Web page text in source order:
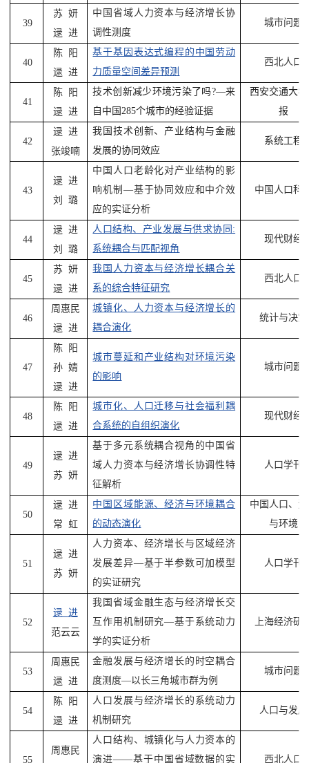
39
苏 妍
逯 进
中国省域人力资本与经济增长协
调性测度
城市问题
40
陈
阳
逯 进
基于基因表达式编程的中国劳动
力质量空间差异预测
西北人口
41
陈
阳
逯 进
技术创新减少环境污染了吗?—来
自中国285个城市的经验证据
西安交通大
报
42
逯 进
张竣喃
我国技术创新、产业结构与金融
发展的协同效应
系统工程
43
逯 进
刘
璐
中国人口老龄化对产业结构的影
响机制 —基于协同效应和中介效
应的实证分析
中国人口科
44
逯 进
刘
璐
人口结构、产业发展与供求协同 :
系统耦合与匹配视角
现代财经
45
苏 妍
逯 进
我国人力资本与经济增长耦合关
系的综合特征研究
西北人口
46
周惠民
逯 进
城镇化、人力资本与经济增长的
耦合演化
统计与决策
47
陈
阳
孙 婧
逯 进
城市蔓延和产业结构对环境污染
的影响
城市问题
48
陈
阳
逯 进
城市化、人口迁移与社会福利耦
合系统的自组织演化
现代财经
49
逯 进
苏 妍
基于多元系统耦合视角的中国省
域人力资本与经济增长协调性特
征解析
人口学刊
50
逯 进
常 虹
中国区域能源、经济与环境耦合
的动态演化
中国人口、
与环境
51
逯 进
苏 妍
人力资本、经济增长与区域经济
发展差异—基于半参数可加模型
的实证研究
人口学刊
52
逯 进
范云云
我国省域金融生态与经济增长交
互作用机制研究—基于系统动力
学的实证分析
上海经济研
53
周惠民
逯 进
金融发展与经济增长的时空耦合
度测度—以长三角城市群为例
城市问题
54
陈
阳
逯 进
人口发展与经济增长的系统动力
机制研究
人口与发展
55
周惠民
人口结构、城镇化与人力资本的
演进——基于中国省域数据的实 西北人口